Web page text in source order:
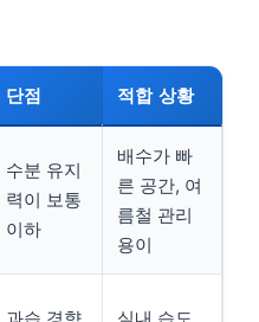
단점 적합 상황
수분 유지
력이 보통
이하
배수가 빠
른 공간, 여
름철 관리
용이